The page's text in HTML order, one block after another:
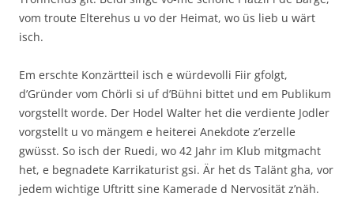
vom troute Elterehus u vo der Heimat, wo üs lieb u wärt
isch.
Em erschte Konzärtteil isch e würdevolli Fiir gfolgt,
d’Gründer vom Chörli si uf d’Bühni bittet und em Publikum
vorgstellt worde. Der Hodel Walter het die verdiente Jodler
vorgstellt u vo mängem e heiterei Anekdote z’erzelle
gwüsst. So isch der Ruedi, wo 42 Jahr im Klub mitgmacht
het, e begnadete Karrikaturist gsi. Är het ds Talänt gha, vor
jedem wichtige Uftritt sine Kamerade d Nervosität z’näh.